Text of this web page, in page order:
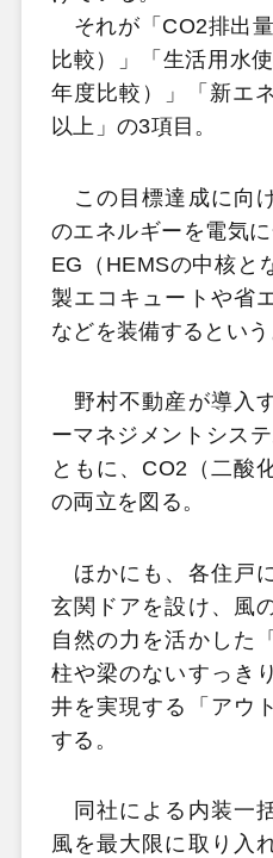
それが「CO2排出
比較）」「生活用水
年度比較）」「新エ
以上」の3項目。
この目標達成に向
のエネルギーを電気
EG（HEMSの中核と
製エコキュートや省
などを装備するという
野村不動産が導入
ーマネジメントシス
ともに、CO2（二酸
の両立を図る。
ほかにも、各住戸
玄関ドアを設け、風
自然の力を活かした
柱や梁のないすっき
井を実現する「アウ
する。
同社による内装一
風を最大限に取り入